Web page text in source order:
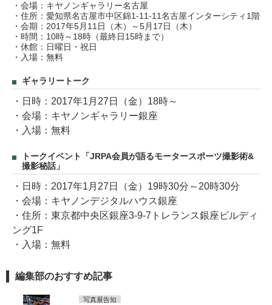
・会場：キヤノンギャラリー名古屋
・住所：愛知県名古屋市中区錦1-11-11名古屋インターシティ1階
・会期：2017年5月11日（木）～5月17日（木）
・時間：10時～18時（最終日15時まで）
・休館：日曜日・祝日
・入場：無料
ギャラリートーク
・日時：2017年1月27日（金）18時～
・会場：キヤノンギャラリー銀座
・入場：無料
トークイベント「JRPA会員が語るモータースポーツ撮影術&
撮影秘話」
・日時：2017年1月27日（金）19時30分～20時30分
・会場：キヤノンデジタルハウス銀座
・住所：東京都中央区銀座3-9-7トレランス銀座ビルディ
ング1F
・入場：無料
編集部のおすすめ記事
写真展告知